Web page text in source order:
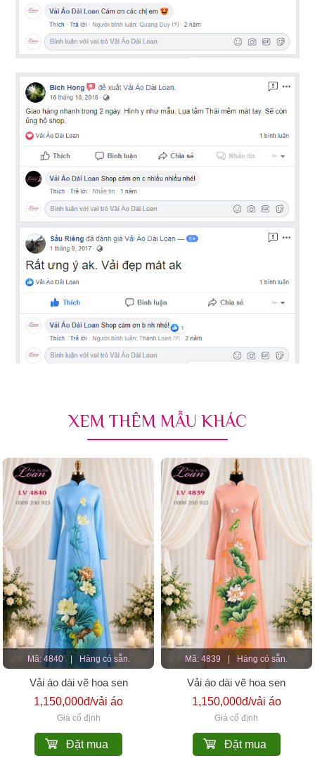
XEM THÊM MẪU KHÁC
Mã: 4840 | Hàng có sẵn.
Vải áo dài vẽ hoa sen
1,150,000đ/vải áo
Giá cố định
Đặt mua
Mã: 4839 | Hàng có sẵn.
Vải áo dài vẽ hoa sen
1,150,000đ/vải áo
Giá cố định
Đặt mua